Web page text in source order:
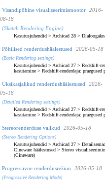
Visandipõhine visualiseerimismootor
2016-
08-18
(Sketch Rendering Engine)
Kasutusjuhendid > Archicad 28 >
Põhilised renderdushäälestused 2026-05-18
(Basic Rendering settings)
Kasutusjuhendid > Archicad 27 > Redshift-
kasutamine > Redshift-renderdaja: praegused
Üksikasjalikud renderdushäälestused
2026-
05-18
(Detailed Rendering settings)
Kasutusjuhendid > Archicad 27 > Redshift-
kasutamine > Redshift-renderdaja: praegused
Stereorenderduse valikud 2026-05-18
(Stereo Rendering Options)
Kasutusjuhendid > Archicad 27 >
Cineware häälestused > Stereo
(Cineware)
Progressiivne renderdusrežiim 2026-05-18
(Progressive Rendering Mode)